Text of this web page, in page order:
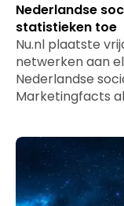
Nederlandse
statistieken toe
Nu.nl plaatste
netwerken aan
Nederlandse
Marketingfacts